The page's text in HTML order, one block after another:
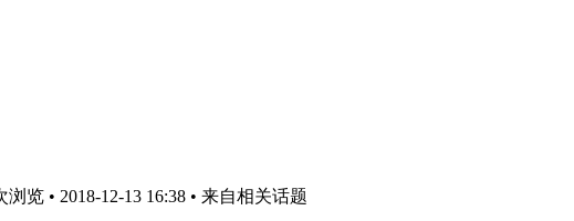
览 • 2018-12-13 16:38 • 来自相关话题